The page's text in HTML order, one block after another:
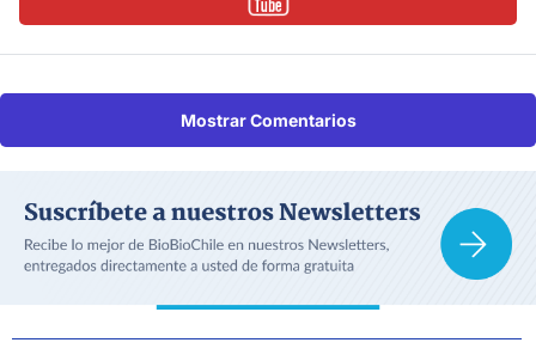
Mostrar Comentarios